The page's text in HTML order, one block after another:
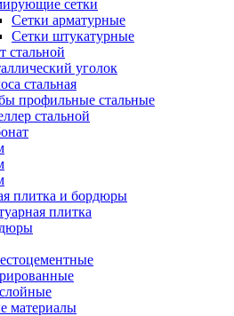
сетки
Сетки арматурные
Сетки штукатурные
стальной
уголок
стальная
профильные стальные
стальной
плитка и бордюры
плитка
материалы